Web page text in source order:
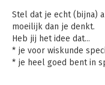
Stel dat je echt (bijna)
moeilijk dan je denkt.
Heb jij het idee dat...
* je voor wiskunde
* je heel goed bent in